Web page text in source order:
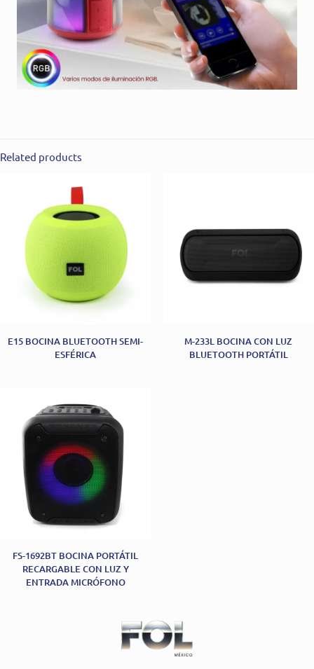
Related products
E15 BOCINA BLUETOOTH SEMI-
ESFÉRICA
M-233L BOCINA CON LUZ
BLUETOOTH PORTÁTIL
FS-1692BT BOCINA PORTÁTIL
RECARGABLE CON LUZ Y
ENTRADA MICRÓFONO